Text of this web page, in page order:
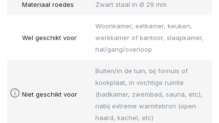
Materiaal roedes Zwart staal in Ø 29 mm
Wel geschikt voor
Woonkamer, eetkamer, keuken,
werkkamer of kantoor, slaapkamer,
hal/gang/overloop
Niet geschikt voor
Buiten/in de tuin, bij fornuis of
kookplaat, in vochtige ruimte
(badkamer, zwembad, sauna, etc),
nabij extreme warmtebron (open
haard, kachel, etc)